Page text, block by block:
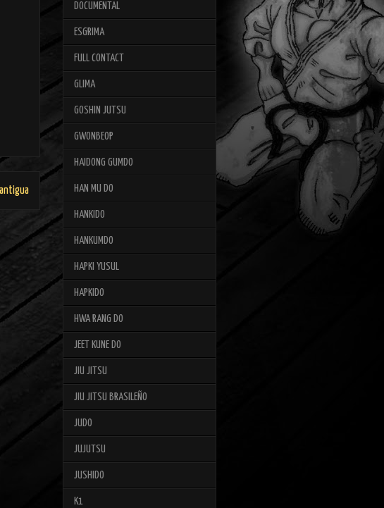
DOCUMENTAL
ESGRIMA
FULL CONTACT
GLIMA
GOSHIN JUTSU
GWONBEOP
HAIDONG GUMDO
HAN MU DO
HANKIDO
HANKUMDO
HAPKI YUSUL
HAPKIDO
HWA RANG DO
JEET KUNE DO
JIU JITSU
JIU JITSU BRASILEÑO
JUDO
JUJUTSU
JUSHIDO
K1